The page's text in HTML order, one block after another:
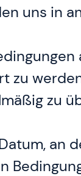
uns in
zu
zu
an